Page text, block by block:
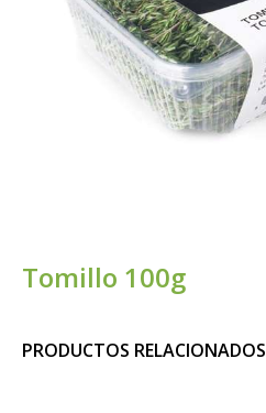
Tomillo 100g
PRODUCTOS RELACIONADOS